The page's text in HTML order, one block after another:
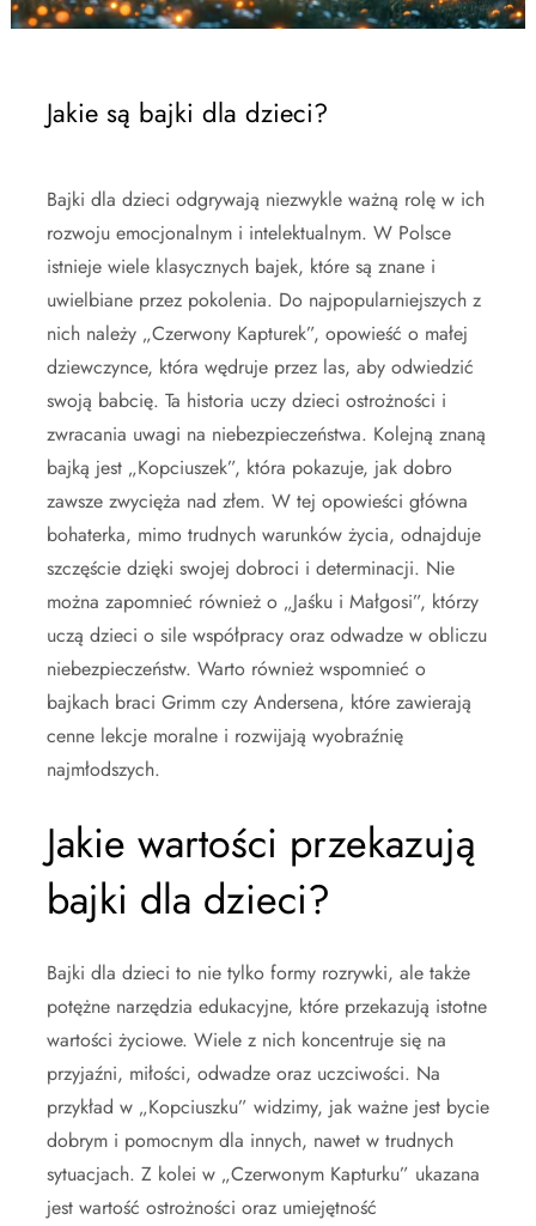
Jakie są bajki dla dzieci?
Bajki dla dzieci odgrywają niezwykle ważną rolę w ich
rozwoju emocjonalnym i intelektualnym. W Polsce
istnieje wiele klasycznych bajek, które są znane i
uwielbiane przez pokolenia. Do najpopularniejszych z
nich należy „Czerwony Kapturek”, opowieść o małej
dziewczynce, która wędruje przez las, aby odwiedzić
swoją babcię. Ta historia uczy dzieci ostrożności i
zwracania uwagi na niebezpieczeństwa. Kolejną znaną
bajką jest „Kopciuszek”, która pokazuje, jak dobro
zawsze zwycięża nad złem. W tej opowieści główna
bohaterka, mimo trudnych warunków życia, odnajduje
szczęście dzięki swojej dobroci i determinacji. Nie
można zapomnieć również o „Jaśku i Małgosi”, którzy
uczą dzieci o sile współpracy oraz odwadze w obliczu
niebezpieczeństw. Warto również wspomnieć o
bajkach braci Grimm czy Andersena, które zawierają
cenne lekcje moralne i rozwijają wyobraźnię
najmłodszych.
Jakie wartości przekazują
bajki dla dzieci?
Bajki dla dzieci to nie tylko formy rozrywki, ale także
potężne narzędzia edukacyjne, które przekazują istotne
wartości życiowe. Wiele z nich koncentruje się na
przyjaźni, miłości, odwadze oraz uczciwości. Na
przykład w „Kopciuszku” widzimy, jak ważne jest bycie
dobrym i pomocnym dla innych, nawet w trudnych
sytuacjach. Z kolei w „Czerwonym Kapturku” ukazana
jest wartość ostrożności oraz umiejętność